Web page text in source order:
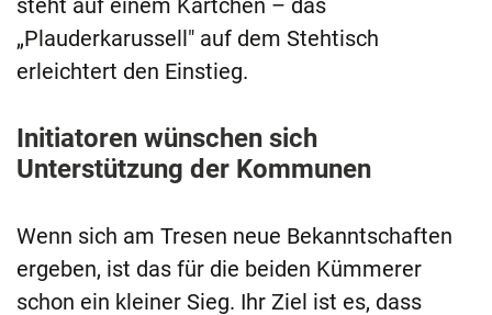
steht auf einem Kärtchen – das
„Plauderkarussell" auf dem Stehtisch
erleichtert den Einstieg.
Initiatoren wünschen sich
Unterstützung der Kommunen
Wenn sich am Tresen neue Bekanntschaften
ergeben, ist das für die beiden Kümmerer
schon ein kleiner Sieg. Ihr Ziel ist es, dass